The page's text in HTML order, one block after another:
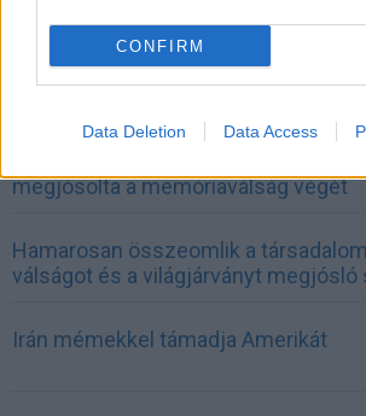
CONFIRM
Data Deletion Data Access
A gyár, ahol 45 perc alatt készül el
megjósolta a memóriaválság végét
Hamarosan összeomlik a
válságot és a világjárványt
Irán mémekkel támadja Amerikát